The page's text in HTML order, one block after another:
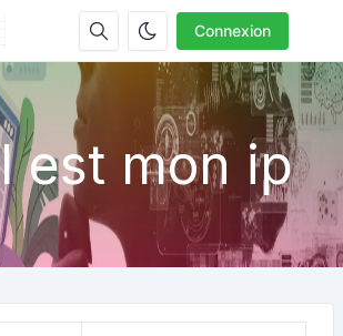
Connexion
est mon ip